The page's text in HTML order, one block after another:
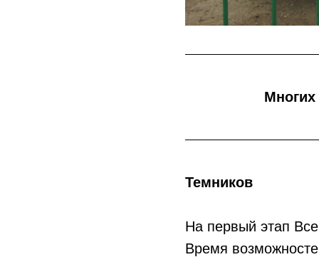
Темников
На первый этап
Время